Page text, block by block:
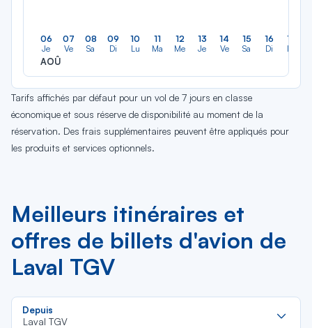
06
Je
AOÛ
07
Ve
08
Sa
09
Di
10
Lu
11
Ma
12
Me
13
Je
14
Ve
15
Sa
16
Di
17
Lu
Tarifs affichés par défaut pour un vol de 7 jours en classe
économique et sous réserve de disponibilité au moment de la
réservation. Des frais supplémentaires peuvent être appliqués pour
les produits et services optionnels.
Meilleurs itinéraires et
offres de billets d'avion de
Laval TGV
Depuis
Laval TGV